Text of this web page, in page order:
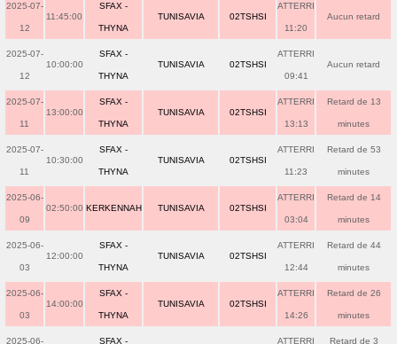
2025-07-
12
11:45:00
SFAX -
THYNA
TUNISAVIA 02TSHSI
ATTERRI
11:20
Aucun retard
2025-07-
12
10:00:00
SFAX -
THYNA
TUNISAVIA 02TSHSI
ATTERRI
09:41
Aucun retard
2025-07-
11
13:00:00
SFAX -
THYNA
TUNISAVIA 02TSHSI
ATTERRI
13:13
Retard de 13
minutes
2025-07-
11
10:30:00
SFAX -
THYNA
TUNISAVIA 02TSHSI
ATTERRI
11:23
Retard de 53
minutes
2025-06-
09
02:50:00 KERKENNAH TUNISAVIA 02TSHSI
ATTERRI
03:04
Retard de 14
minutes
2025-06-
03
12:00:00
SFAX -
THYNA
TUNISAVIA 02TSHSI
ATTERRI
12:44
Retard de 44
minutes
2025-06-
03
14:00:00
SFAX -
THYNA
TUNISAVIA 02TSHSI
ATTERRI
14:26
Retard de 26
minutes
2025-06- SFAX - ATTERRI Retard de 3